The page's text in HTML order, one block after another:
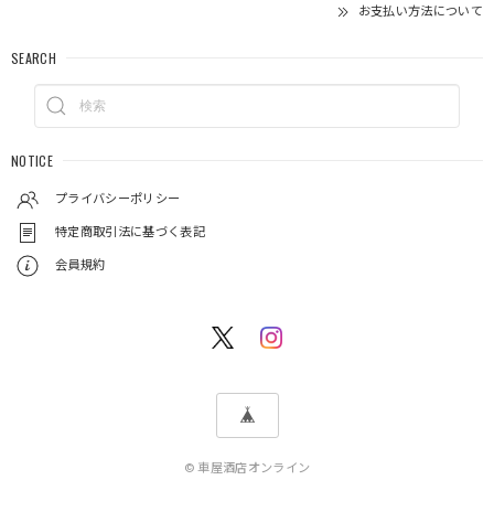
お支払い方法について
SEARCH
NOTICE
プライバシーポリシー
特定商取引法に基づく表記
会員規約
© 車屋酒店オンライン